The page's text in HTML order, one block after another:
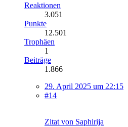
Reaktionen
3.051
Punkte
12.501
Trophäen
1
Beiträge
1.866
29. April 2025 um 22:15
#14
Zitat von Saphirija